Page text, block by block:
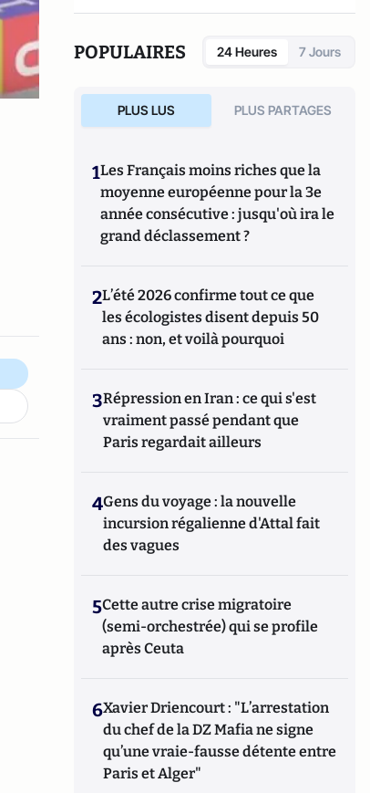
POPULAIRES 24 Heures 7 Jours
PLUS LUS PLUS PARTAGES
1Les Français moins riches que la
moyenne européenne pour la 3e
année consécutive : jusqu'où ira le
grand déclassement ?
2L’été 2026 confirme tout ce que
les écologistes disent depuis 50
ans : non, et voilà pourquoi
3Répression en Iran : ce qui s'est
vraiment passé pendant que
Paris regardait ailleurs
4Gens du voyage : la nouvelle
incursion régalienne d'Attal fait
des vagues
5Cette autre crise migratoire
(semi-orchestrée) qui se profile
après Ceuta
6Xavier Driencourt : "L’arrestation
du chef de la DZ Mafia ne signe
qu’une vraie-fausse détente entre
Paris et Alger"